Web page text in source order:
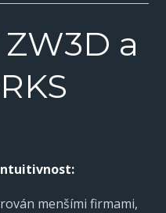
a
menšími firmami,